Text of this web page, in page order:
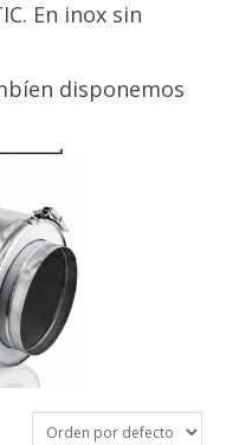
En inox sin
disponemos